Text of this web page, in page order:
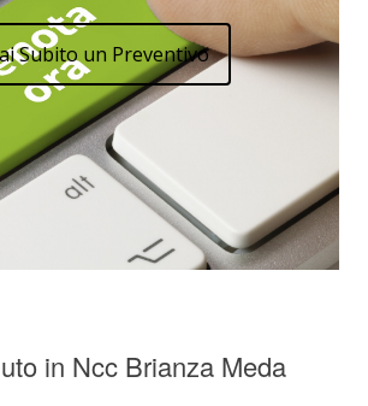
Subito un Preventivo
in Ncc Brianza Meda